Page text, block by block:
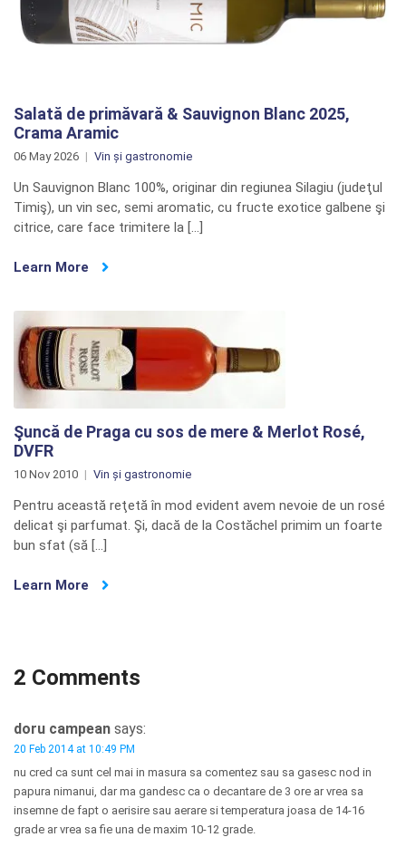
Salată de primăvară & Sauvignon Blanc 2025,
Crama Aramic
06 May 2026 Vin și gastronomie
Un Sauvignon Blanc 100%, originar din regiunea Silagiu (judeţul
Timiş), un vin sec, semi aromatic, cu fructe exotice galbene şi
citrice, care face trimitere la […]
Learn More
Şuncă de Praga cu sos de mere & Merlot Rosé,
DVFR
10 Nov 2010 Vin și gastronomie
Pentru această reţetă în mod evident avem nevoie de un rosé
delicat şi parfumat. Şi, dacă de la Costăchel primim un foarte
bun sfat (să […]
Learn More
2 Comments
doru campean says:
20 Feb 2014 at 10:49 PM
nu cred ca sunt cel mai in masura sa comentez sau sa gasesc nod in
papura nimanui, dar ma gandesc ca o decantare de 3 ore ar vrea sa
insemne de fapt o aerisire sau aerare si temperatura joasa de 14-16
grade ar vrea sa fie una de maxim 10-12 grade.